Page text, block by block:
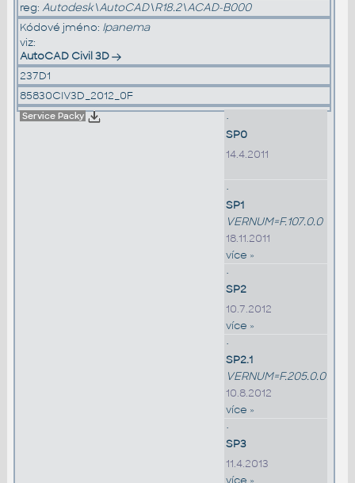
reg: Autodesk\AutoCAD\R18.2\ACAD-B000
Kódové jméno: Ipanema
viz:
AutoCAD Civil 3D
237D1
85830CIV3D_2012_0F
Service Packy
•
SP0
14.4.2011
•
SP1
VERNUM=F.107.0.0
18.11.2011
více »
•
SP2
10.7.2012
více »
•
SP2.1
VERNUM=F.205.0.0
10.8.2012
více »
•
SP3
11.4.2013